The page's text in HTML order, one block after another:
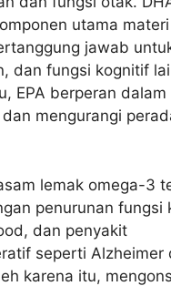
utama
jawab
dan fungsi kognitif
EPA berperan
mengurangi
lemak omega-3
penurunan fungsi
dan penyakit
seperti Alzheimer
karena itu,